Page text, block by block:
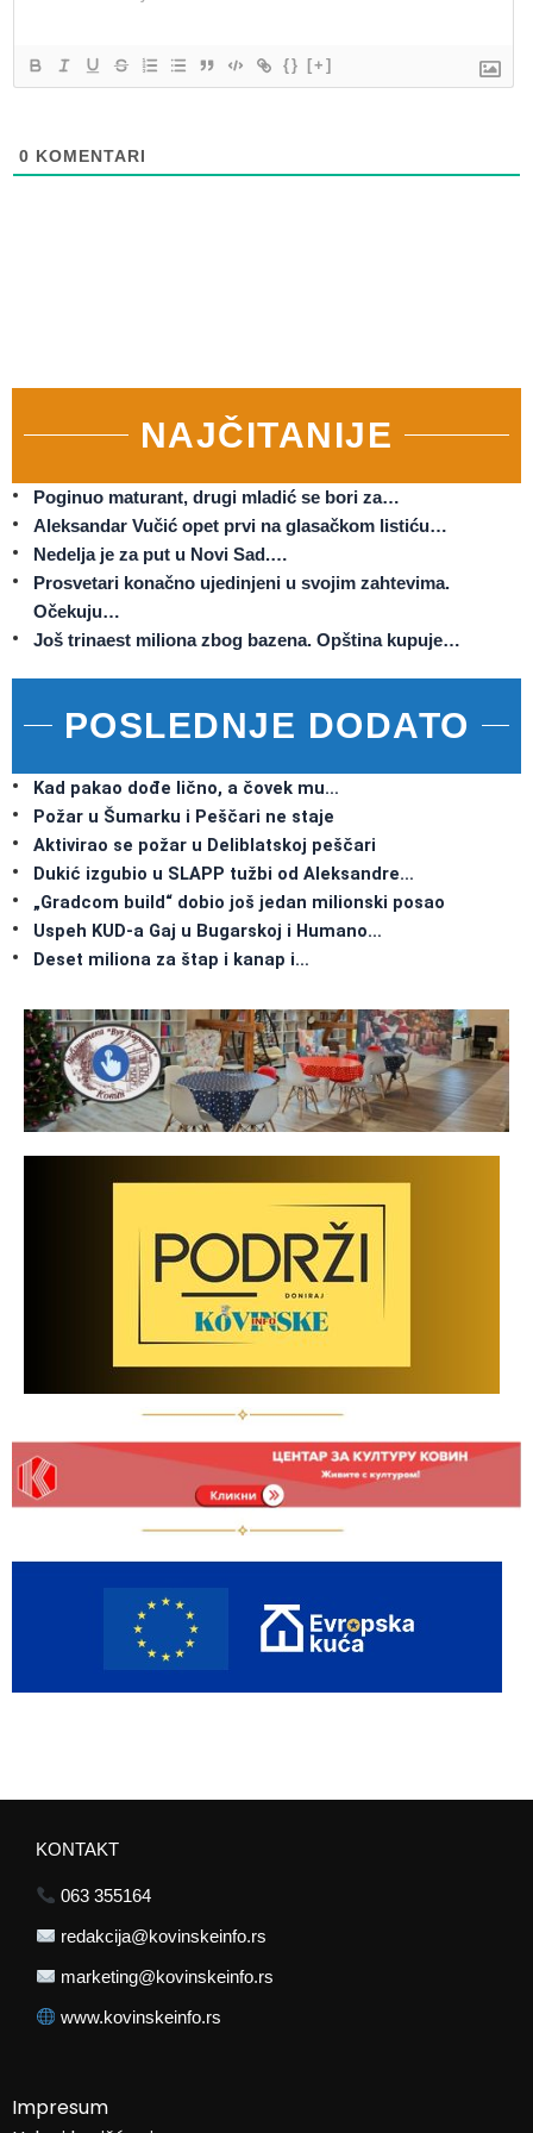
{} [+]
0 KOMENTARI
NAJČITANIJE
Poginuo maturant, drugi mladić se bori za…
Aleksandar Vučić opet prvi na glasačkom listiću…
Nedelja je za put u Novi Sad.…
Prosvetari konačno ujedinjeni u svojim zahtevima.
Očekuju…
Još trinaest miliona zbog bazena. Opština kupuje…
POSLEDNJE DODATO
Kad pakao dođe lično, a čovek mu…
Požar u Šumarku i Peščari ne staje
Aktivirao se požar u Deliblatskoj peščari
Dukić izgubio u SLAPP tužbi od Aleksandre…
„Gradcom build“ dobio još jedan milionski posao
Uspeh KUD-a Gaj u Bugarskoj i Humano…
Deset miliona za štap i kanap i…
KONTAKT
063 355164
redakcija@kovinskeinfo.rs
marketing@kovinskeinfo.rs
www.kovinskeinfo.rs
Impresum